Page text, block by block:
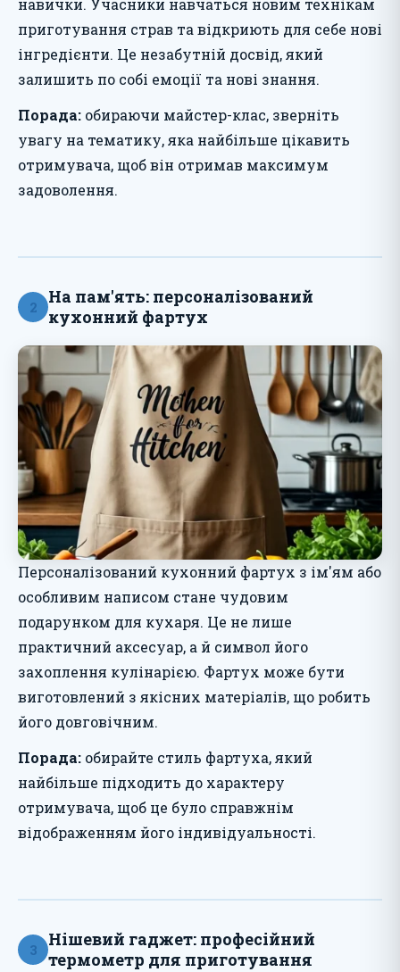
навички. Учасники навчаться новим технікам
приготування страв та відкриють для себе нові
інгредієнти. Це незабутній досвід, який
залишить по собі емоції та нові знання.
Порада: обираючи майстер-клас, зверніть
увагу на тематику, яка найбільше цікавить
отримувача, щоб він отримав максимум
задоволення.
2
На пам'ять: персоналізований
кухонний фартух
Персоналізований кухонний фартух з ім'ям або
особливим написом стане чудовим
подарунком для кухаря. Це не лише
практичний аксесуар, а й символ його
захоплення кулінарією. Фартух може бути
виготовлений з якісних матеріалів, що робить
його довговічним.
Порада: обирайте стиль фартуха, який
найбільше підходить до характеру
отримувача, щоб це було справжнім
відображенням його індивідуальності.
3
Нішевий гаджет: професійний
термометр для приготування